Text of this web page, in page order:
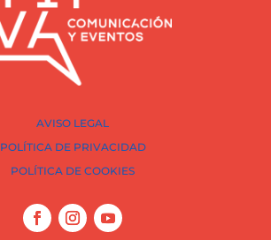
AVISO LEGAL
POLÍTICA DE PRIVACIDAD
POLÍTICA DE COOKIES